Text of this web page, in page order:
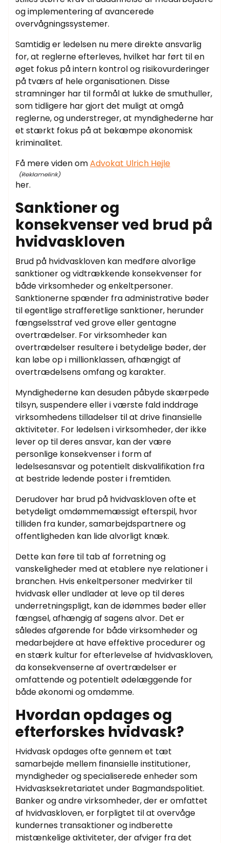
og implementering af avancerede
overvågningssystemer.
Samtidig er ledelsen nu mere direkte ansvarlig
for, at reglerne efterleves, hvilket har ført til en
øget fokus på intern kontrol og risikovurderinger
på tværs af hele organisationen. Disse
stramninger har til formål at lukke de smuthuller,
som tidligere har gjort det muligt at omgå
reglerne, og understreger, at myndighederne har
et stærkt fokus på at bekæmpe økonomisk
kriminalitet.
Få mere viden omAdvokat Ulrich Hejle
her.
Sanktioner og
konsekvenser ved brud på
hvidvaskloven
Brud på hvidvaskloven kan medføre alvorlige
sanktioner og vidtrækkende konsekvenser for
både virksomheder og enkeltpersoner.
Sanktionerne spænder fra administrative bøder
til egentlige strafferetlige sanktioner, herunder
fængselsstraf ved grove eller gentagne
overtrædelser. For virksomheder kan
overtrædelser resultere i betydelige bøder, der
kan løbe op i millionklassen, afhængigt af
overtrædelsens omfang og karakter.
Myndighederne kan desuden påbyde skærpede
tilsyn, suspendere eller i værste fald inddrage
virksomhedens tilladelser til at drive finansielle
aktiviteter. For ledelsen i virksomheder, der ikke
lever op til deres ansvar, kan der være
personlige konsekvenser i form af
ledelsesansvar og potentielt diskvalifikation fra
at bestride ledende poster i fremtiden.
Derudover har brud på hvidvaskloven ofte et
betydeligt omdømmemæssigt efterspil, hvor
tilliden fra kunder, samarbejdspartnere og
offentligheden kan lide alvorligt knæk.
Dette kan føre til tab af forretning og
vanskeligheder med at etablere nye relationer i
branchen. Hvis enkeltpersoner medvirker til
hvidvask eller undlader at leve op til deres
underretningspligt, kan de idømmes bøder eller
fængsel, afhængig af sagens alvor. Det er
således afgørende for både virksomheder og
medarbejdere at have effektive procedurer og
en stærk kultur for efterlevelse af hvidvaskloven,
da konsekvenserne af overtrædelser er
omfattende og potentielt ødelæggende for
både økonomi og omdømme.
Hvordan opdages og
efterforskes hvidvask?
Hvidvask opdages ofte gennem et tæt
samarbejde mellem finansielle institutioner,
myndigheder og specialiserede enheder som
Hvidvasksekretariatet under Bagmandspolitiet.
Banker og andre virksomheder, der er omfattet
af hvidvaskloven, er forpligtet til at overvåge
kundernes transaktioner og indberette
mistænkelige aktiviteter, der afviger fra det